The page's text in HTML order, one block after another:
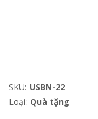
SKU: USBN-22
Loại: Quà tặng